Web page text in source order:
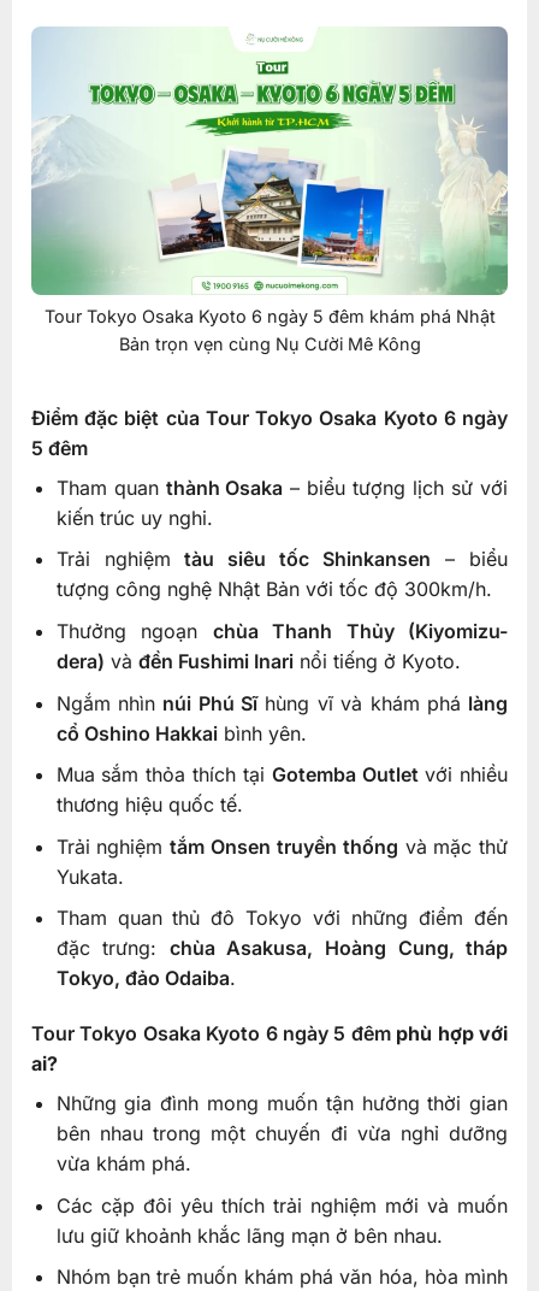
Tour Tokyo Osaka Kyoto 6 ngày 5 đêm khám phá Nhật
Bản trọn vẹn cùng Nụ Cười Mê Kông
Điểm đặc biệt của Tour Tokyo Osaka Kyoto 6 ngày
5 đêm
Tham quan thành Osaka – biểu tượng lịch sử với
kiến trúc uy nghi.
Trải nghiệmtàu siêu tốc Shinkansen – biểu
tượng công nghệ Nhật Bản với tốc độ 300km/h.
Thưởng ngoạn chùa Thanh Thủy (Kiyomizu-
dera) và đền Fushimi Inarinổi tiếng ở Kyoto.
Ngắm nhìn núi Phú Sĩhùng vĩ và khám phá làng
cổ Oshino Hakkaibình yên.
Mua sắm thỏa thích tại Gotemba Outletvới nhiều
thương hiệu quốc tế.
Trải nghiệmtắm Onsen truyền thống và mặc thử
Yukata.
Tham quan thủ đô Tokyo với những điểm đến
đặc trưng: chùa Asakusa, Hoàng Cung, tháp
Tokyo, đảo Odaiba.
Tour Tokyo Osaka Kyoto 6 ngày 5 đêm phù hợp với
ai?
Những gia đình mong muốn tận hưởng thời gian
bên nhau trong một chuyến đi vừa nghỉ dưỡng
vừa khám phá.
Các cặp đôi yêu thích trải nghiệm mới và muốn
lưu giữ khoảnh khắc lãng mạn ở bên nhau.
Nhóm bạn trẻ muốn khám phá văn hóa, hòa mình